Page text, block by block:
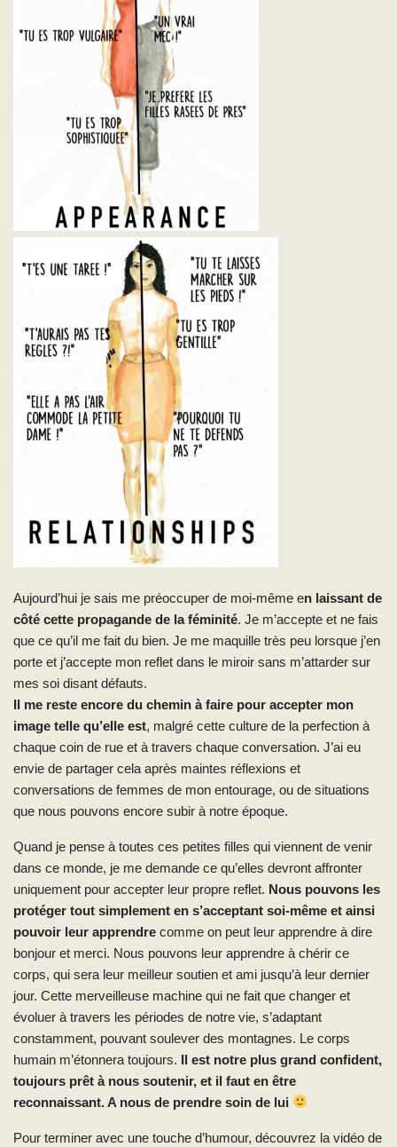
Aujourd’hui je sais me préoccuper de moi-même en laissant de
côté cette propagande de la féminité. Je m’accepte et ne fais
que ce qu’il me fait du bien. Je me maquille très peu lorsque j’en
porte et j’accepte mon reflet dans le miroir sans m’attarder sur
mes soi disant défauts.
Il me reste encore du chemin à faire pour accepter mon
image telle qu’elle est, malgré cette culture de la perfection à
chaque coin de rue et à travers chaque conversation. J’ai eu
envie de partager cela après maintes réflexions et
conversations de femmes de mon entourage, ou de situations
que nous pouvons encore subir à notre époque.
Quand je pense à toutes ces petites filles qui viennent de venir
dans ce monde, je me demande ce qu’elles devront affronter
uniquement pour accepter leur propre reflet. Nous pouvons les
protéger tout simplement en s’acceptant soi-même et ainsi
pouvoir leur apprendre comme on peut leur apprendre à dire
bonjour et merci. Nous pouvons leur apprendre à chérir ce
corps, qui sera leur meilleur soutien et ami jusqu’à leur dernier
jour. Cette merveilleuse machine qui ne fait que changer et
évoluer à travers les périodes de notre vie, s’adaptant
constamment, pouvant soulever des montagnes. Le corps
humain m’étonnera toujours. Il est notre plus grand confident,
toujours prêt à nous soutenir, et il faut en être
reconnaissant. A nous de prendre soin de lui
Pour terminer avec une touche d’humour, découvrez la vidéo de